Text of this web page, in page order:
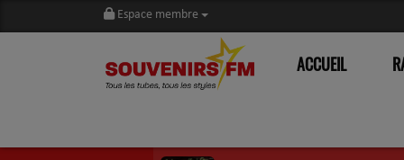
Espace membre
ACCUEIL